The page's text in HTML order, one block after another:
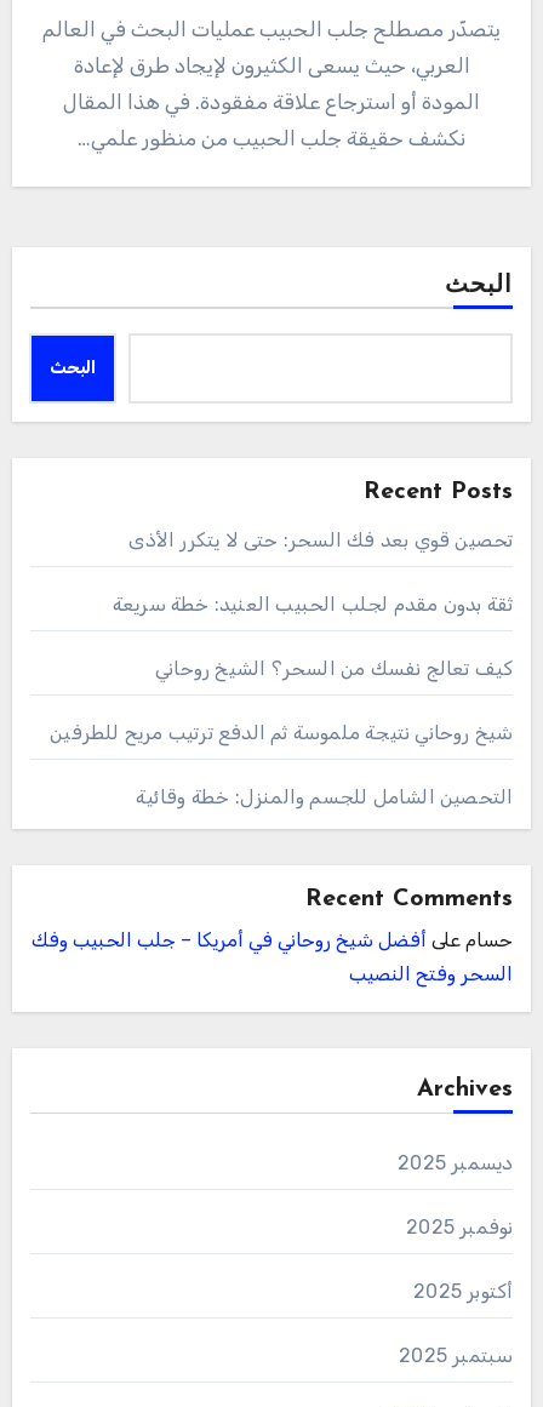
يتصدّر مصطلح جلب الحبيب عمليات البحث في العالم
العربي، حيث يسعى الكثيرون لإيجاد طرق لإعادة
المودة أو استرجاع علاقة مفقودة. في هذا المقال
نكشف حقيقة جلب الحبيب من منظور علمي…
البحث
البحث
Recent Posts
تحصين قوي بعد فك السحر: حتى لا يتكرر الأذى
ثقة بدون مقدم لجلب الحبيب العنيد: خطة سريعة
كيف تعالج نفسك من السحر؟ الشيخ روحاني
شيخ روحاني نتيجة ملموسة ثم الدفع ترتيب مريح للطرفين
التحصين الشامل للجسم والمنزل: خطة وقائية
Recent Comments
حسام على أفضل شيخ روحاني في أمريكا – جلب الحبيب وفك
السحر وفتح النصيب
Archives
ديسمبر 2025
نوفمبر 2025
أكتوبر 2025
سبتمبر 2025